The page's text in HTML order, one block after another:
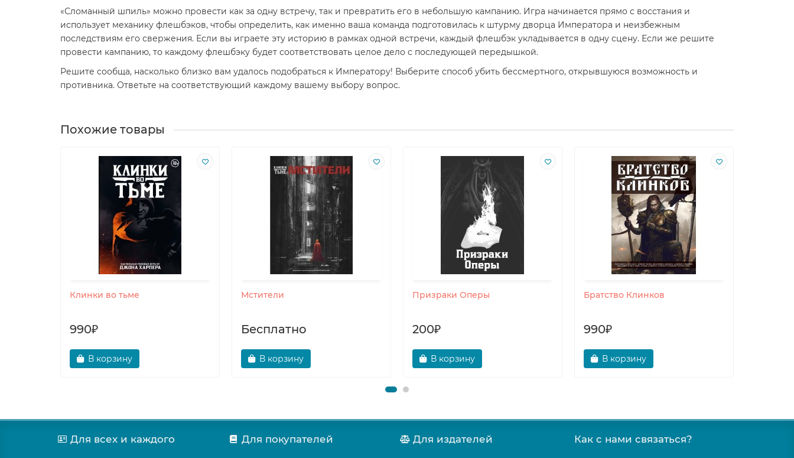
«Сломанный шпиль» можно провести как за одну встречу, так и превратить его в небольшую кампанию. Игра начинается прямо с восстания и
использует механику флешбэков, чтобы определить, как именно ваша команда подготовилась к штурму дворца Императора и неизбежным
последствиям его свержения. Если вы играете эту историю в рамках одной встречи, каждый флешбэк укладывается в одну сцену. Если же решите
провести кампанию, то каждому флешбэку будет соответствовать целое дело с последующей передышкой.
Решите сообща, насколько близко вам удалось подобраться к Императору! Выберите способ убить бессмертного, открывшуюся возможность и
противника. Ответьте на соответствующий каждому вашему выбору вопрос.
Похожие товары
Клинки во тьме
990₽
В корзину
Мстители
Бесплатно
В корзину
Призраки Оперы
200₽
В корзину
Братство Клинков
990₽
В корзину
Для всех и каждого Для покупателей Для издателей Как с нами связаться?